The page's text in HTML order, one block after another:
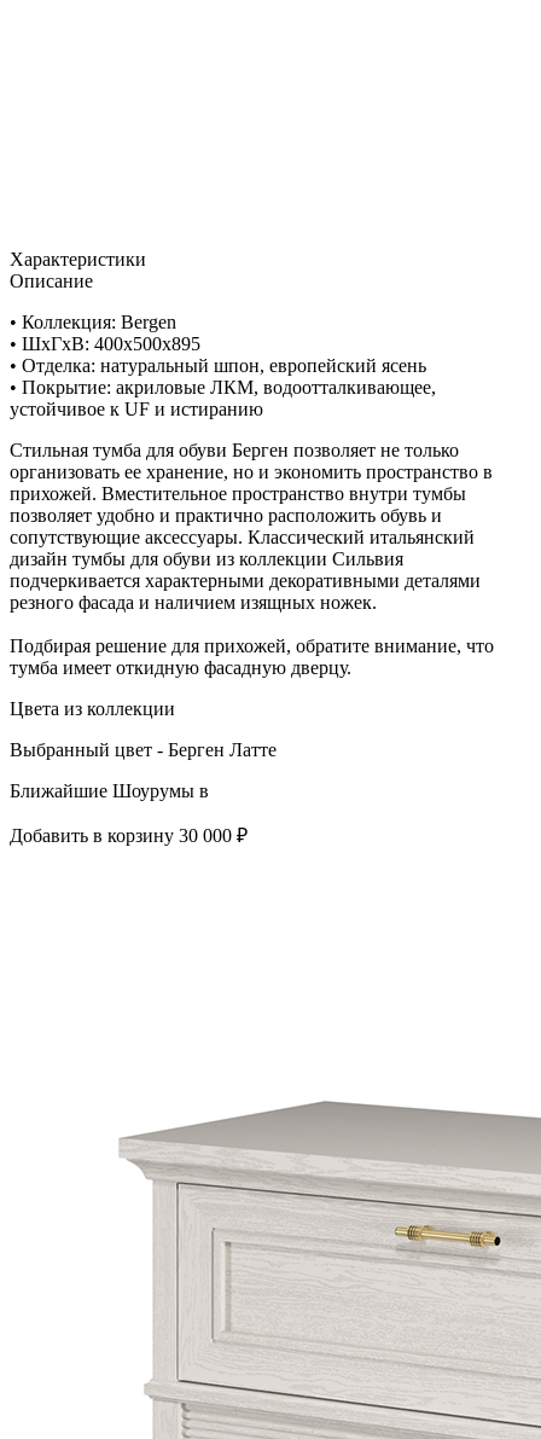
Характеристики
Описание
• Коллекция: Bergen
• ШxГхВ: 400x500x895
• Отделка: натуральный шпон, европейский ясень
• Покрытие: акриловые ЛКМ, водоотталкивающее,
устойчивое к UF и истиранию
Стильная тумба для обуви Берген позволяет не только
организовать ее хранение, но и экономить пространство в
прихожей. Вместительное пространство внутри тумбы
позволяет удобно и практично расположить обувь и
сопутствующие аксессуары. Классический итальянский
дизайн тумбы для обуви из коллекции Сильвия
подчеркивается характерными декоративными деталями
резного фасада и наличием изящных ножек.
Подбирая решение для прихожей, обратите внимание, что
тумба имеет откидную фасадную дверцу.
Цвета из коллекции
Выбранный цвет - Берген Латте
Ближайшие Шоурумы в
Добавить в корзину 30 000 ₽